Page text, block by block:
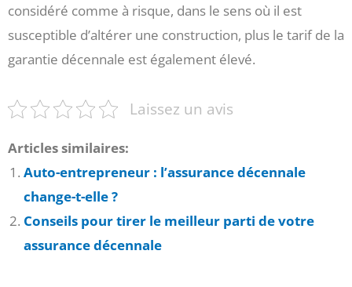
considéré comme à risque, dans le sens où il est
susceptible d’altérer une construction, plus le tarif de la
garantie décennale est également élevé.
Laissez un avis
Articles similaires:
Auto-entrepreneur : l’assurance décennale
change-t-elle ?
Conseils pour tirer le meilleur parti de votre
assurance décennale